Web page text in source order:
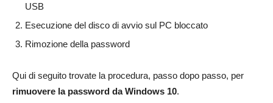
USB
Esecuzione del disco di avvio sul PC bloccato
Rimozione della password
Qui di seguito trovate la procedura, passo dopo passo, per
rimuovere la password da Windows 10.